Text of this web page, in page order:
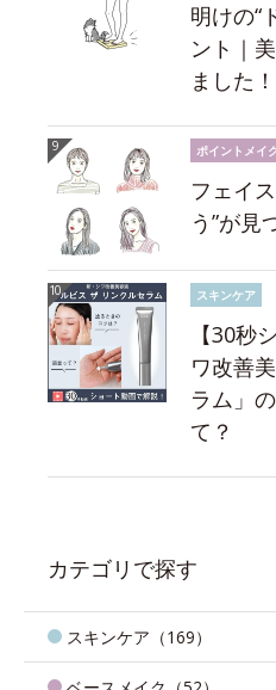
明けの“
ント｜
ました！
ポイントメイ
フェイ
う”が見
スキンケア
【30秒
ワ改善
ラム」
て？
カテゴリで探す
スキンケア（169）